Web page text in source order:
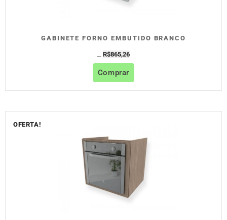
GABINETE FORNO EMBUTIDO BRANCO
R$865,26
Comprar
OFERTA!